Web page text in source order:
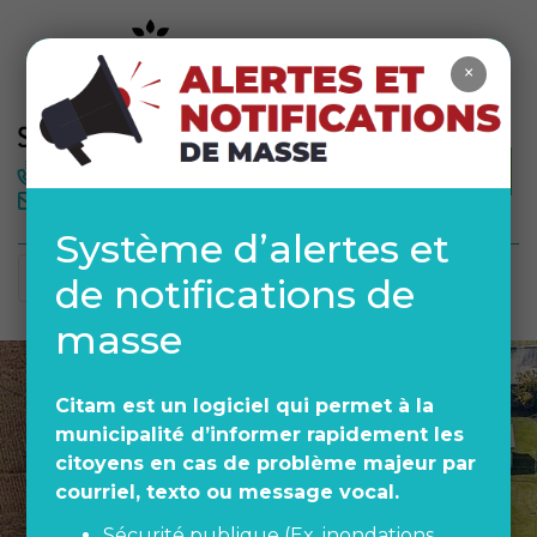
×
Système d’alertes et
de notifications de
masse
Citam est un logiciel qui permet à la
municipalité d’informer rapidement les
citoyens en cas de problème majeur par
courriel, texto ou message vocal.